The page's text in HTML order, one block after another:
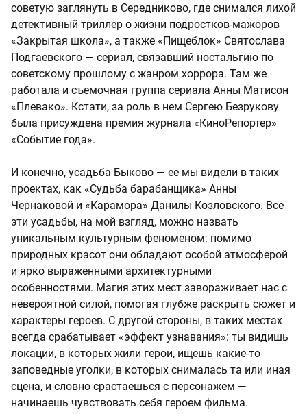
советую заглянуть в Середниково, где снимался лихой
детективный триллер о жизни подростков-мажоров
«Закрытая школа», а также «Пищеблок» Святослава
Подгаевского — сериал, связавший ностальгию по
советскому прошлому с жанром хоррора. Там же
работала и съемочная группа сериала Анны Матисон
«Плевако». Кстати, за роль в нем Сергею Безрукову
была присуждена премия журнала «КиноРепортер»
«Событие года».
И конечно, усадьба Быково — ее мы видели в таких
проектах, как «Судьба барабанщика» Анны
Чернаковой и «Карамора» Данилы Козловского. Все
эти усадьбы, на мой взгляд, можно назвать
уникальным культурным феноменом: помимо
природных красот они обладают особой атмосферой
и ярко выраженными архитектурными
особенностями. Магия этих мест завораживает нас с
невероятной силой, помогая глубже раскрыть сюжет и
характеры героев. С другой стороны, в таких местах
всегда срабатывает «эффект узнавания»: ты видишь
локации, в которых жили герои, ищешь какие-то
заповедные уголки, в которых снималась та или иная
сцена, и словно срастаешься с персонажем —
начинаешь чувствовать себя героем фильма.